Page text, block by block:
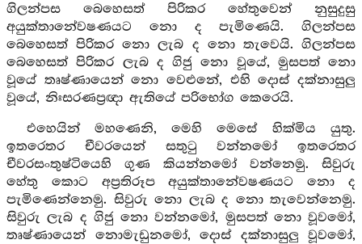
ගිලන්පස බෙහෙසත් පිරිකර හේතුවෙන් නුසුදුසු
අයුක්තානේවෂණයට නො ද පැමිණෙයි. ගිලන්පස
බෙහෙසත් පිරිකර නො ලැබ ද නො තැවෙයි. ගිලන්පස
බෙහෙසත් පිරිකර ලැබ ද ගිජු නො වූයේ, මුසපත් නො
වූයේ තෘෂ්ණායෙන් නො වෙළුනේ, එහි දොස් දක්නාසුලු
වූයේ, නිඃසරණප්‍රඥා ඇතියේ පරිභෝග කෙරෙයි.
එහෙයින් මහණෙනි, මෙහි මෙසේ හික්මිය යුතු.
ඉතරෙතර චීවරයෙන් සතුටු වන්නමෝ ඉතරෙතර
චීවරසංතුෂ්ටියෙහි ගුණ කියන්නමෝ වන්නෙමු. සිවුරු
හේතු කොට අප්‍රතිරූප අයුක්තානේවෂණයට නො ද
පැමිණෙන්නෙමු. සිවුරු නො ලැබ ද නො තැවෙන්නෙමු.
සිවුරු ලැබ ද ගිජු නො වන්නමෝ, මුසපත් නො වූවමෝ,
තෘෂ්ණායෙන් නොමැඩුනමෝ, දොස් දක්නාසුලු වූවමෝ,